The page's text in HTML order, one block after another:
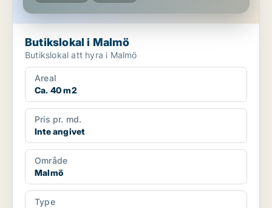
Butikslokal i Malmö
Butikslokal att hyra i Malmö
Areal
Ca. 40 m2
Pris pr. md.
Inte angivet
Område
Malmö
Type